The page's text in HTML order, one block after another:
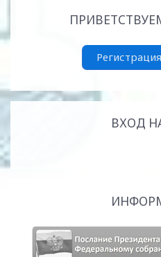
Регистрация
ВХОД